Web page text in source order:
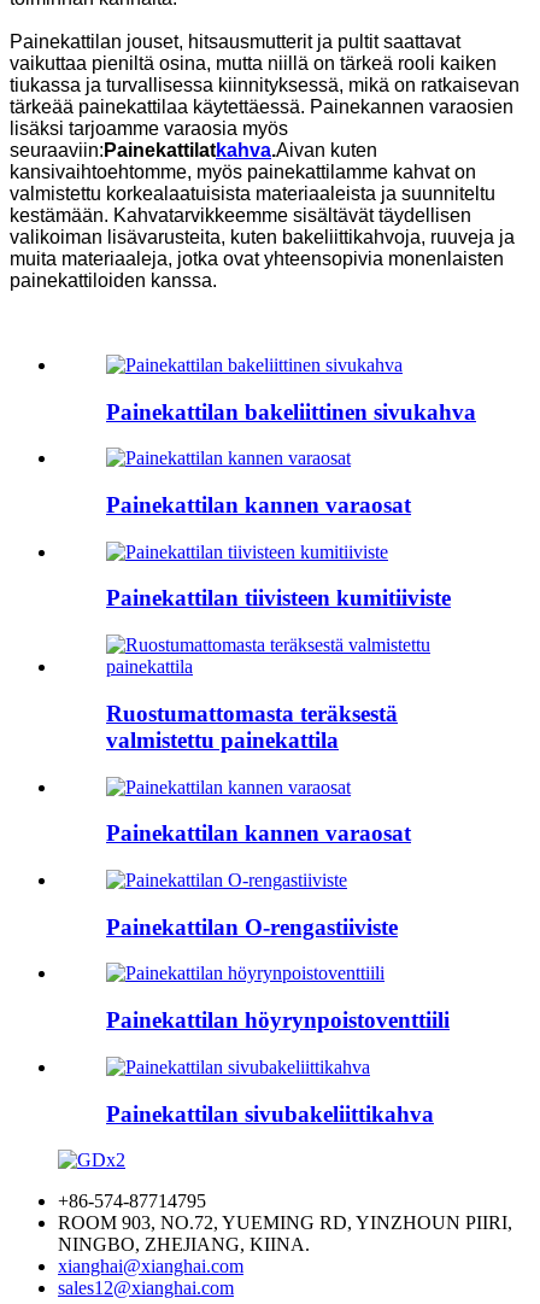
Painekattilan jouset, hitsausmutterit ja pultit saattavat
vaikuttaa pieniltä osina, mutta niillä on tärkeä rooli kaiken
tiukassa ja turvallisessa kiinnityksessä, mikä on ratkaisevan
tärkeää painekattilaa käytettäessä. Painekannen varaosien
lisäksi tarjoamme varaosia myös
seuraaviin: Painekattilatkahva.Aivan kuten
kansivaihtoehtomme, myös painekattilamme kahvat on
valmistettu korkealaatuisista materiaaleista ja suunniteltu
kestämään. Kahvatarvikkeemme sisältävät täydellisen
valikoiman lisävarusteita, kuten bakeliittikahvoja, ruuveja ja
muita materiaaleja, jotka ovat yhteensopivia monenlaisten
painekattiloiden kanssa.
Painekattilan bakeliittinen sivukahva
Painekattilan kannen varaosat
Painekattilan tiivisteen kumitiiviste
Ruostumattomasta teräksestä
valmistettu painekattila
Painekattilan kannen varaosat
Painekattilan O-rengastiiviste
Painekattilan höyrynpoistoventtiili
Painekattilan sivubakeliittikahva
+86-574-87714795
ROOM 903, NO.72, YUEMING RD, YINZHOUN PIIRI,
NINGBO, ZHEJIANG, KIINA.
xianghai@xianghai.com
sales12@xianghai.com